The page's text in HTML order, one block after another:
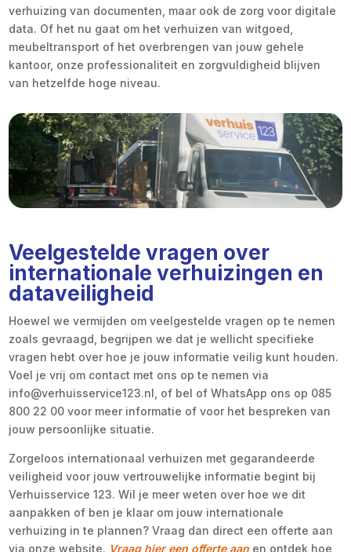
verhuizing van documenten, maar ook de zorg voor digitale
data. Of het nu gaat om het verhuizen van witgoed,
meubeltransport of het overbrengen van jouw gehele
kantoor, onze professionaliteit en zorgvuldigheid blijven
van hetzelfde hoge niveau.
Veelgestelde vragen over
internationale verhuizingen en
dataveiligheid
Hoewel we vermijden om veelgestelde vragen op te nemen
zoals gevraagd, begrijpen we dat je wellicht specifieke
vragen hebt over hoe je jouw informatie veilig kunt houden.
Voel je vrij om contact met ons op te nemen via
info@verhuisservice123.nl, of bel of WhatsApp ons op 085
800 22 00 voor meer informatie of voor het bespreken van
jouw persoonlijke situatie.
Zorgeloos internationaal verhuizen met gegarandeerde
veiligheid voor jouw vertrouwelijke informatie begint bij
Verhuisservice 123. Wil je meer weten over hoe we dit
aanpakken of ben je klaar om jouw internationale
verhuizing in te plannen? Vraag dan direct een offerte aan
via onze website. Vraag hier een offerte aan en ontdek hoe